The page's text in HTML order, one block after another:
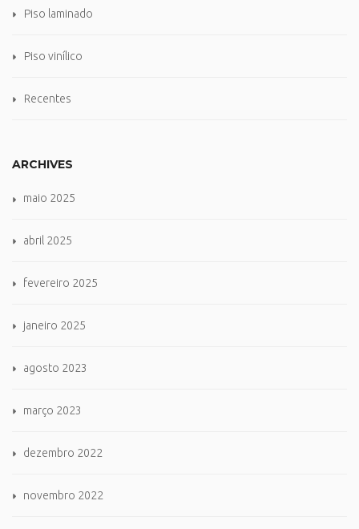
Piso laminado
Piso vinílico
Recentes
ARCHIVES
maio 2025
abril 2025
fevereiro 2025
janeiro 2025
agosto 2023
março 2023
dezembro 2022
novembro 2022